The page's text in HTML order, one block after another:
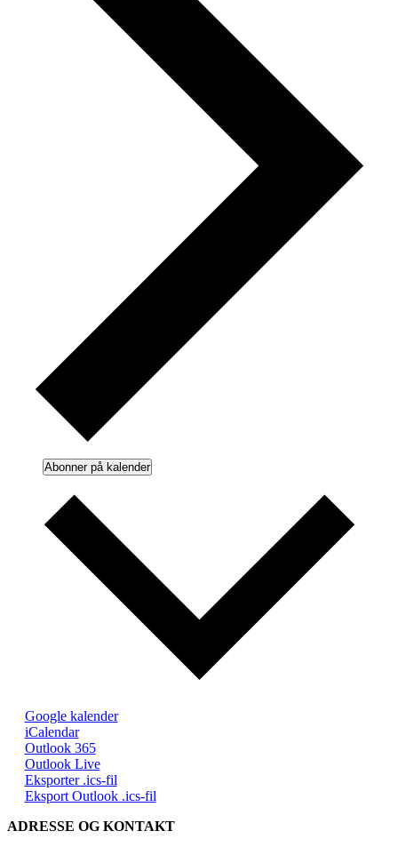
Abonner på kalender
Google kalender
iCalendar
Outlook 365
Outlook Live
Eksporter .ics-fil
Eksport Outlook .ics-fil
ADRESSE OG KONTAKT